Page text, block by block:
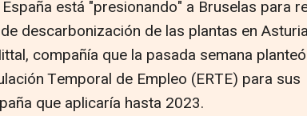
está "presionando" a Bruselas para
descarbonización de las plantas en
compañía que la pasada semana
Temporal de Empleo (ERTE) para sus
que aplicaría hasta 2023.